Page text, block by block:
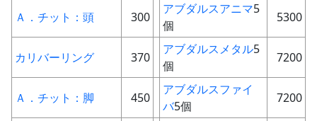
Ａ．チット：頭 300
アブダルスアニマ5
個
5300
カリバーリング 370
アブダルスメタル5
個
7200
Ａ．チット：脚 450
アブダルスファイ
バ5個
7200